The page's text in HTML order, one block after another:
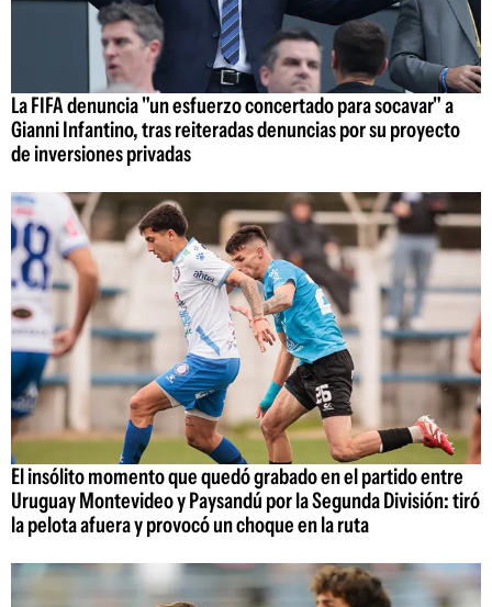
La FIFA denuncia "un esfuerzo concertado para socavar" a
Gianni Infantino, tras reiteradas denuncias por su proyecto
de inversiones privadas
El insólito momento que quedó grabado en el partido entre
Uruguay Montevideo y Paysandú por la Segunda División: tiró
la pelota afuera y provocó un choque en la ruta